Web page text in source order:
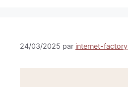
24/03/2025 par internet-factory